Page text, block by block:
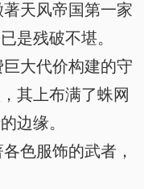
天风帝国第一家
是残破不堪。
大代价构建的守
其上布满了蛛网
边缘。
色服饰的武者，